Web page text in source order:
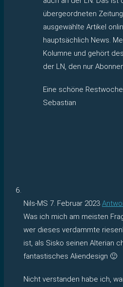
übergeordneten
ausgewählte Artikel
hauptsächlich News.
Kolumne und gehört
der LN, den nur
Eine schöne Restwoche
Sebastian
Nils-MS 7. Februar 2023
Was ich mich am meisten
wer dieses verdammte
ist, als Sisko seinen Alterian
fantastisches Aliendesign 🙂
Nicht verstanden habe ich,